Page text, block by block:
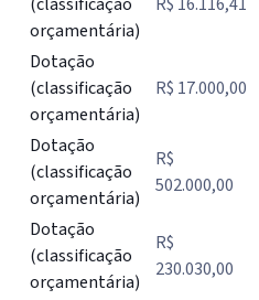
orçamentária)
Dotação
(classificação
orçamentária)
R$ 17.000,00
Dotação
(classificação
orçamentária)
R$
502.000,00
Dotação
(classificação
orçamentária)
R$
230.030,00